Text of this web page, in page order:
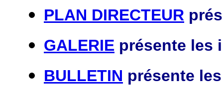
PLAN DIRECTEUR
GALERIE présente les
BULLETIN présente